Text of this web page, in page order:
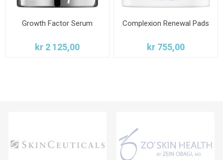
Growth Factor Serum
kr 2 125,00
Complexion Renewal Pads
kr 755,00